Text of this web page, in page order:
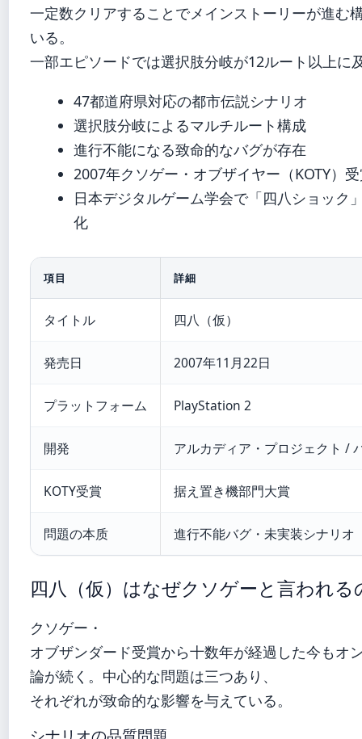
一定数クリアすることでメインストーリーが進む
いる。
一部エピソードでは選択肢分岐が12ルート以上に
47都道府県対応の都市伝説シナリオ
選択肢分岐によるマルチルート構成
進行不能になる致命的なバグが存在
2007年クソゲー・オブザイヤー（KOTY）
日本デジタルゲーム学会で「四八ショック
化
項目 詳細
タイトル 四八（仮）
発売日 2007年11月22日
プラットフォーム PlayStation 2
開発 アルカディア・プロジェクト /
KOTY受賞 据え置き機部門大賞
問題の本质 進行不能バグ・未実装シナリオ
四八（仮）はなぜクソゲーと言われる
クソゲー・
オブザンダード受賞から十数年が経過した今もオ
論が続く。中心的な問題は三つあり、
それぞれが致命的な影響を与えている。